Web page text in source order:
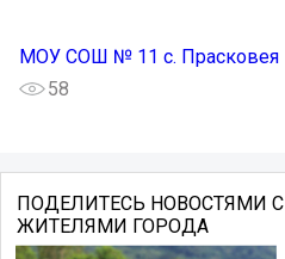
МОУ СОШ № 11 с. Прасковея
58
ПОДЕЛИТЕСЬ НОВОСТЯМИ С
ЖИТЕЛЯМИ ГОРОДА